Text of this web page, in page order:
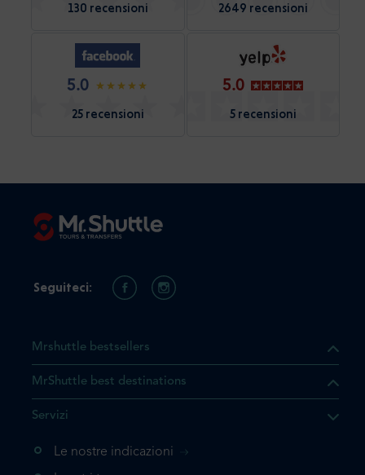
130 recensioni 2649 recensioni
5.0
25 recensioni
5.0
5 recensioni
il prodotto che state
nuovamente, la
Mrshuttle bestsellers
MrShuttle best destinations
Servizi
Le nostre indicazioni
Seguiteci: